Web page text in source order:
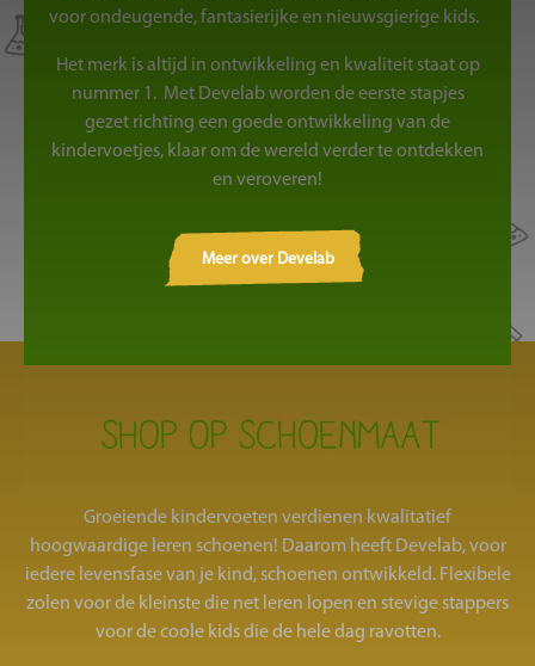
voor ondeugende, fantasierijke en nieuwsgierige kids.
Het merk is altijd in ontwikkeling en kwaliteit staat op
nummer 1. Met Develab worden de eerste stapjes
gezet richting een goede ontwikkeling van de
kindervoetjes, klaar om de wereld verder te ontdekken
en veroveren!
Meer over Develab
Groeiende kindervoeten verdienen kwalitatief
hoogwaardige leren schoenen! Daarom heeft Develab, voor
iedere levensfase van je kind, schoenen ontwikkeld. Flexibele
zolen voor de kleinste die net leren lopen en stevige stappers
voor de coole kids die de hele dag ravotten.